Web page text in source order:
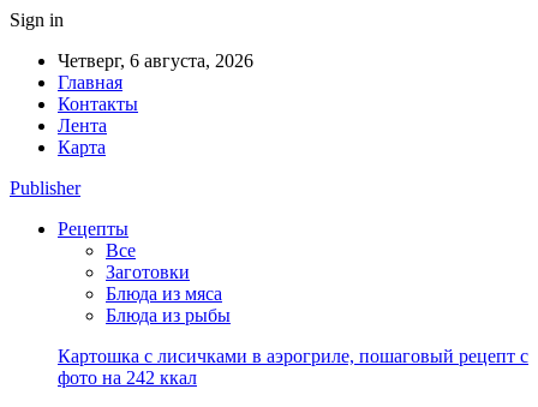
Sign in
Четверг, 6 августа, 2026
Главная
Контакты
Лента
Карта
Publisher
Рецепты
Все
Заготовки
Блюда из мяса
Блюда из рыбы
Картошка с лисичками в аэрогриле, пошаговый рецепт с
фото на 242 ккал